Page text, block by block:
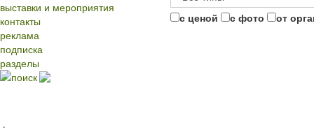
выставки и мероприятия
контакты
реклама
подписка
разделы
поиск
с ценой с фото от